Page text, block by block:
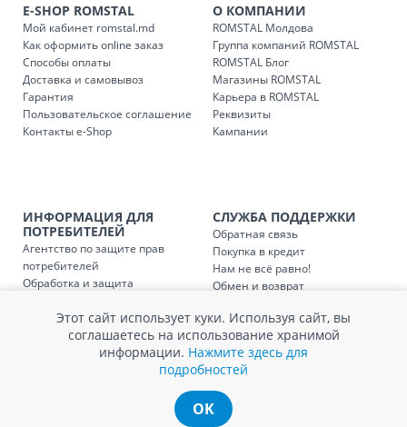
E-SHOP ROMSTAL
Мой кабинет romstal.md
Как оформить online заказ
Способы оплаты
Доставка и самовывоз
Гарантия
Пользовательское соглашение
Контакты e-Shop
О КОМПАНИИ
ROMSTAL Молдова
Группа компаний ROMSTAL
ROMSTAL Блог
Магазины ROMSTAL
Карьера в ROMSTAL
Реквизиты
Кампании
ИНФОРМАЦИЯ ДЛЯ
ПОТРЕБИТЕЛЕЙ
Агентство по защите прав
потребителей
Обработка и защита
Политика cookie
СЛУЖБА ПОДДЕРЖКИ
Обратная связь
Покупка в кредит
Нам не всё равно!
Обмен и возврат
Сервисный центр
Сервис ECOSOFT
Контакты
Этот сайт использует куки. Используя сайт, вы
соглашаетесь на использование хранимой
информации. Нажмите здесь для
подробностей
OK